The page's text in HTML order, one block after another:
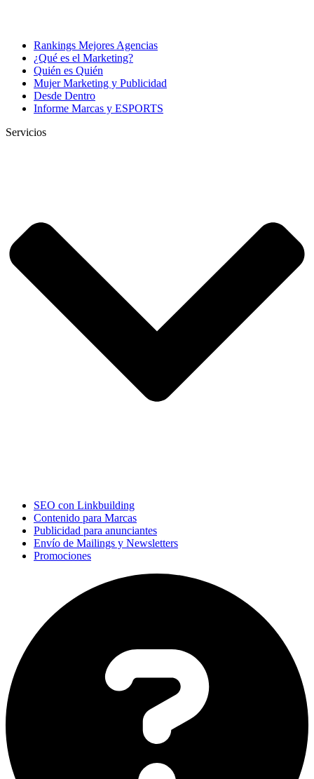
Rankings Mejores Agencias
¿Qué es el Marketing?
Quién es Quién
Mujer Marketing y Publicidad
Desde Dentro
Informe Marcas y ESPORTS
Servicios
SEO con Linkbuilding
Contenido para Marcas
Publicidad para anunciantes
Envío de Mailings y Newsletters
Promociones